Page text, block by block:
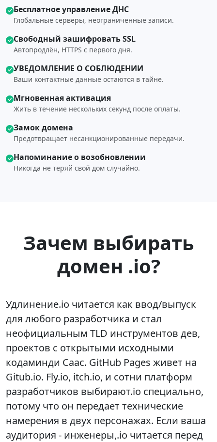
Бесплатное управление ДНС
Глобальные серверы, неограниченные записи.
Свободный зашифровать SSL
Автопродлён, HTTPS с первого дня.
УВЕДОМЛЕНИЕ О СОБЛЮДЕНИИ
Ваши контактные данные остаются в тайне.
Мгновенная активация
Жить в течение нескольких секунд после оплаты.
Замок домена
Предотвращает несанкционированные передачи.
Напоминание о возобновлении
Никогда не теряй свой дом случайно.
Зачем выбирать
домен .io?
Удлинение.io читается как ввод/выпуск
для любого разработчика и стал
неофициальным TLD инструментов дев,
проектов с открытыми исходными
кодаминди Саас. GitHub Pages живет на
Gitub.io. Fly.io, itch.io, и сотни платформ
разработчиков выбирают.io специально,
потому что он передает технические
намерения в двух персонажах. Если ваша
аудитория - инженеры,.io читается перед